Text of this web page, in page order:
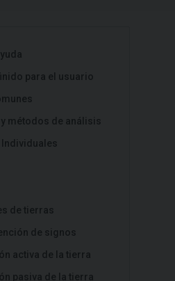
para el usuario
y métodos de análisis
de tierras
de signos
activa de la tierra
pasiva de la tierra